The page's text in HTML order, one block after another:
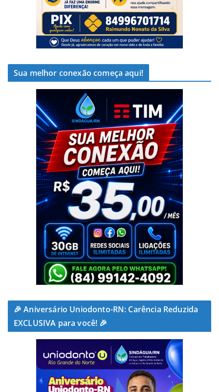
Sua melhor conexão começa aqui!
🎉 Aniversário Uniodonto-RN: Carência Reduzida
EXCLUSIVA para você! 🎉